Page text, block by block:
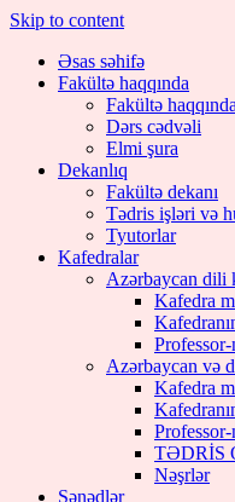
Skip to content
Əsas səhifə
Fakültə haqqında
Fakültə haqqında
Dərs cədvəli
Elmi şura
Dekanlıq
Fakültə dekanı
Tədris işləri və
Tyutorlar
Kafedralar
Azərbaycan dili
Kafedra
Azərbaycan və
Kafedra
TƏDRİS
Nəşrlər
Sənədlər